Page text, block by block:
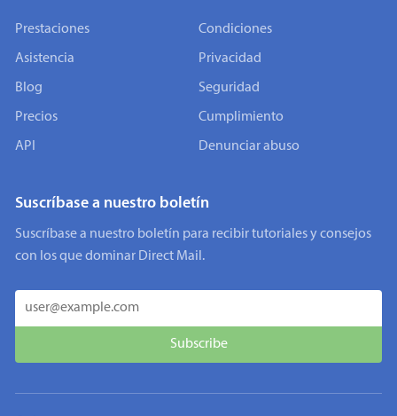
Prestaciones
Asistencia
Blog
Precios
API
Condiciones
Privacidad
Seguridad
Cumplimiento
Denunciar abuso
Suscríbase a nuestro boletín
Suscríbase a nuestro boletín para recibir tutoriales y consejos
con los que dominar Direct Mail.